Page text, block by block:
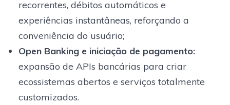
recorrentes, débitos automáticos e
experiências instantâneas, reforçando a
conveniência do usuário;
Open Banking e iniciação de pagamento:
expansão de APIs bancárias para criar
ecossistemas abertos e serviços totalmente
customizados.